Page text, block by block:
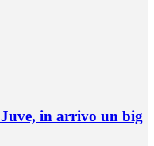
in arrivo un big